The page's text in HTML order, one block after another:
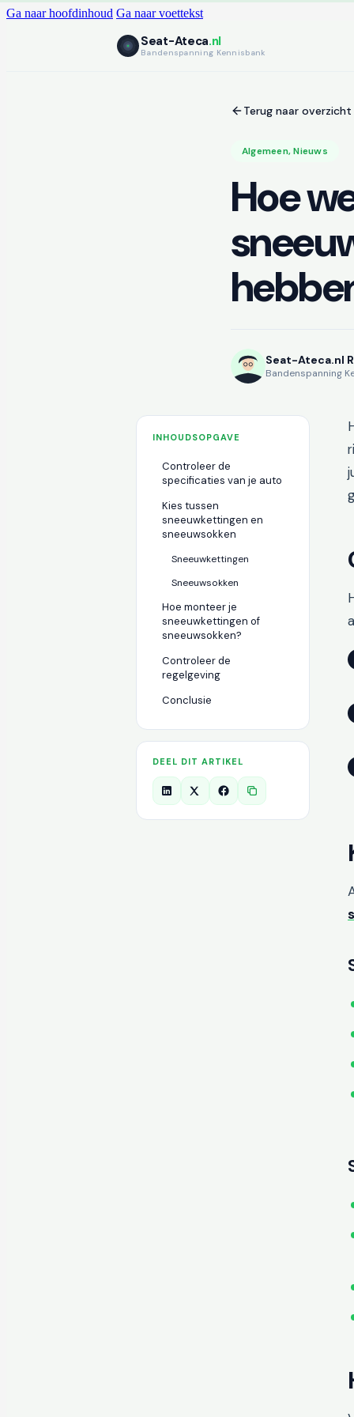
Ga naar hoofdinhoud Ga naar voettekst
Seat-Ateca.nl
Bandenspanning Kennisbank
Terug naar overzicht
Algemeen,Nieuws
Hoe
Seat-Ateca.nl
Bandenspanning
INHOUDSOPGAVE
Controleer de
specificaties van je auto
Kies tussen
sneeuwkettingen en
sneeuwsokken
Sneeuwkettingen
Sneeuwsokken
Hoe monteer je
sneeuwkettingen of
sneeuwsokken?
Controleer de
regelgeving
Conclusie
DEEL DIT ARTIKEL